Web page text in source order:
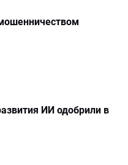
ИИ одобрили в